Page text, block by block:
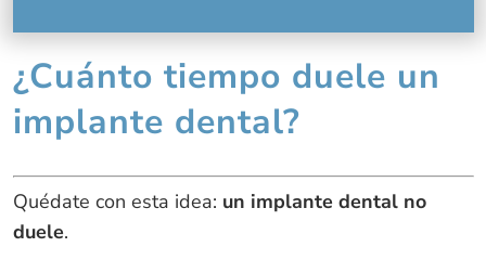
¿Cuánto tiempo duele un
implante dental?
Quédate con esta idea: un implante dental no
duele.